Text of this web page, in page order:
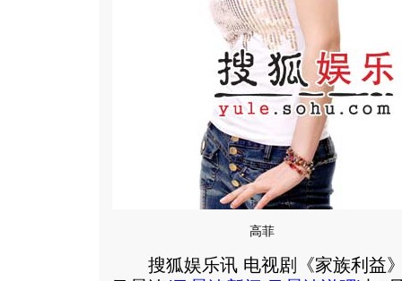
高菲
搜狐娱乐讯 电视剧《家族利益